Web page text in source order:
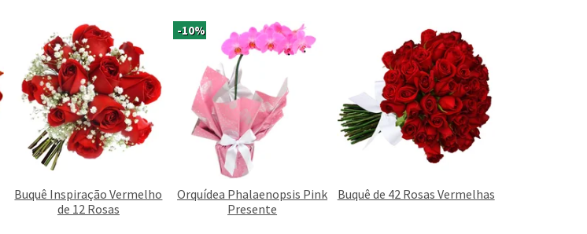
Buquê Inspiração Vermelho
de 12 Rosas
-10%
Orquídea Phalaenopsis Pink
Presente
Buquê de 42 Rosas Vermelhas